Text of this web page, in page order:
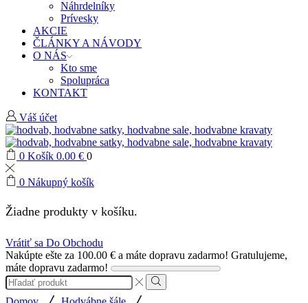
Náhrdelníky
Prívesky
AKCIE
ČLÁNKY A NÁVODY
O NÁS
Kto sme
Spolupráca
KONTAKT
Váš účet
0 Košík 0.00 € 0
0 Nákupný košík
Žiadne produkty v košíku.
Vrátiť sa Do Obchodu
Nakúpte ešte za 100.00 € a máte dopravu zadarmo! Gratulujeme,
máte dopravu zadarmo!
Search
input
Search